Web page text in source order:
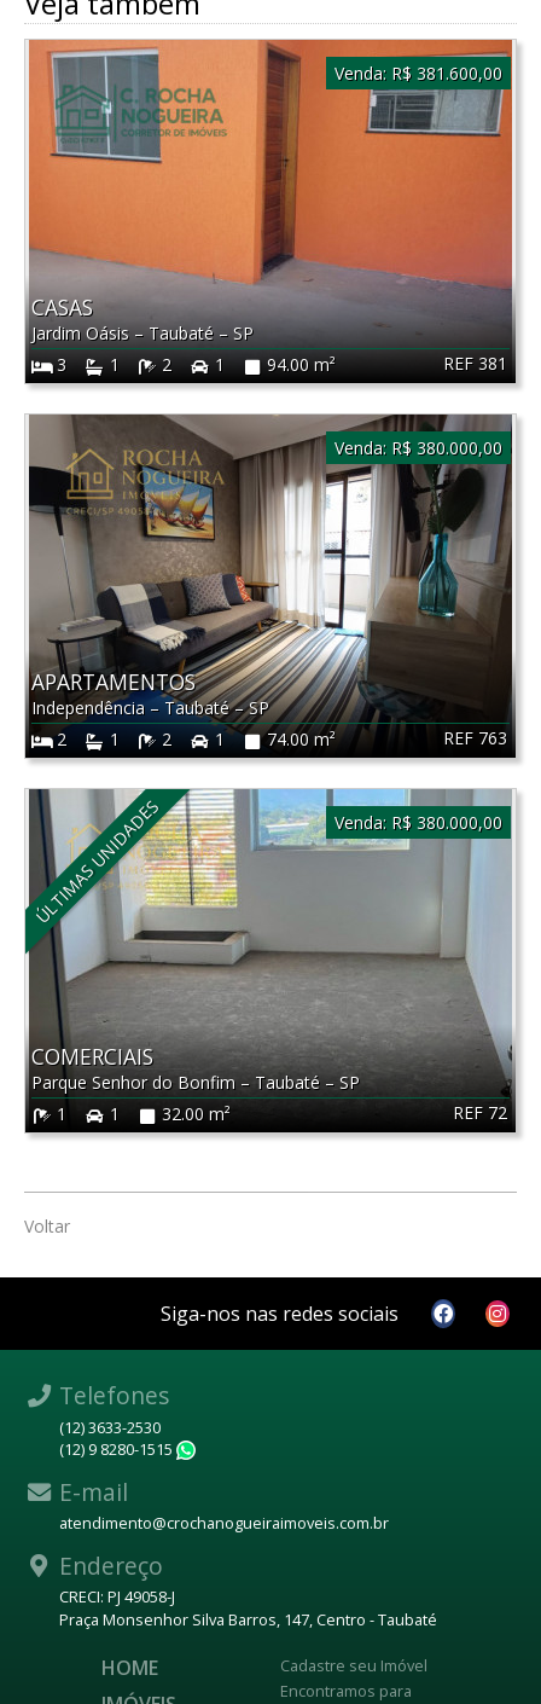
REF 381
CASAS
Jardim Oásis – Taubaté – SP
3
1 2 1 94.00 m²
Venda: R$ 381.600,00
REF 763
APARTAMENTOS
Independência –Taubaté–SP
2
1 2 1 74.00 m²
Venda: R$ 380.000,00
ÚLTIMAS UNIDADES
REF 72
COMERCIAIS
Parque Senhor do Bonfim – Taubaté – SP
1
1 32.00 m²
Venda: R$ 380.000,00
Voltar
Siga-nos nas redes sociais
Telefones
(12) 3633-2530
(12) 9 8280-1515
E-mail
atendimento@crochanogueiraimoveis.com.br
Endereço
CRECI: PJ 49058-J
Praça Monsenhor Silva Barros, 147, Centro - Taubaté
HOME
Cadastre seu Imóvel
Encontramos para